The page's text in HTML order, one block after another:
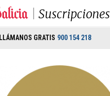
Suscripciones
LLÁMANOS GRATIS 900 154 218